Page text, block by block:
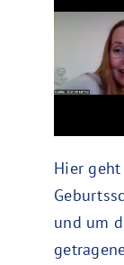
Hier
und um